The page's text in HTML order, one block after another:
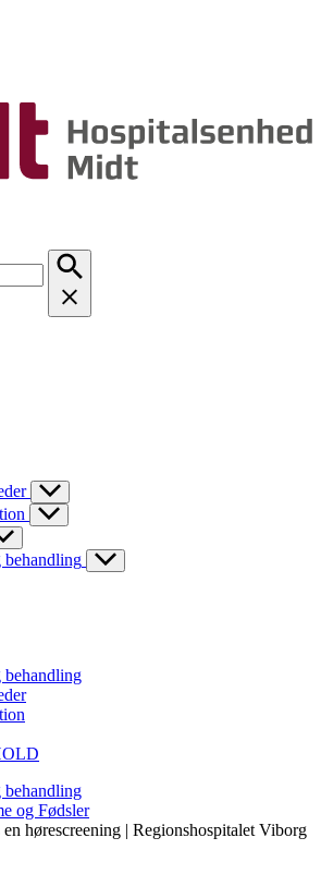
behandling
behandling
behandling
og Fødsler
hørescreening | Regionshospitalet Viborg